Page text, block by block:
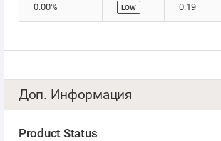
0.00% LOW 0.19
Доп. Информация
Product Status